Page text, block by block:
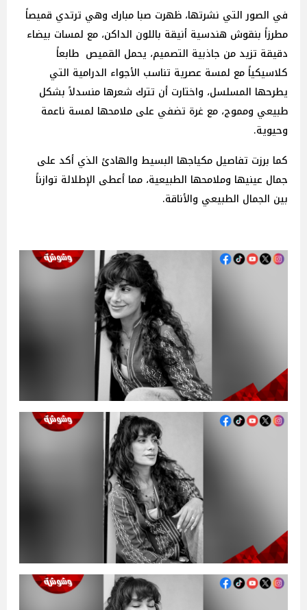
في الصور التي نشرتها، ظهرت صبا مبارك وهي ترتدي قميصاً
مطرزاً بنقوش هندسية أنيقة باللون الداكن، مع لمسات بيضاء
دقيقة تزيد من جاذبية التصميم، يحمل القميص طابعاً
كلاسيكياً مع لمسة عصرية تناسب الأجواء الدرامية التي
يطرحها المسلسل، واختارت أن تترك شعرها منسدلاً بشكل
طبيعي ومموج، مع غرة تضفي على ملامحها لمسة ناعمة
وحيوية.
كما برزت تفاصيل مكياجها البسيط والهادئ الذي أكد على
جمال عينيها وملامحها الطبيعية، مما أعطى الإطلالة توازناً
بين الجمال الطبيعي والأناقة.